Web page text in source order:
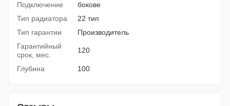
Подключение
бокове
Тип радиатора
22 тип
Тип гарантии
Производитель
Гарантийный
срок, мес.
120
Глубина 100